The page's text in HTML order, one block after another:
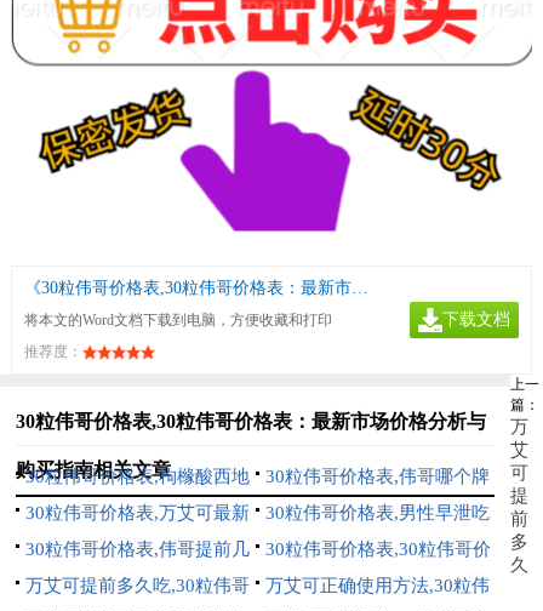
《30粒伟哥价格表,30粒伟哥价格表：最新市场价格分析与购买指南》
将本文的Word文档下载到电脑，方便收藏和打印
推荐度：
下载文档
30粒伟哥价格表,30粒伟哥价格表：最新市场价格分析与
购买指南相关文章
30粒伟哥价格表,枸橼酸西地
那非片价格详解与购买指南
30粒伟哥价格表,伟哥哪个牌
子好：全面对比分析与选购指
南
30粒伟哥价格表,万艾可最新
价格一览与购买指南
30粒伟哥价格表,男性早泄吃
啥药：全面解析与选购指南
30粒伟哥价格表,伟哥提前几
个小时吃：全面指南与价格对
30粒伟哥价格表,30粒伟哥价
格表：最新市场价格分析与购
万艾可提前多久吃,30粒伟哥
万艾可正确使用方法,30粒伟
上一
篇：
万
艾
可
提
前
多
久